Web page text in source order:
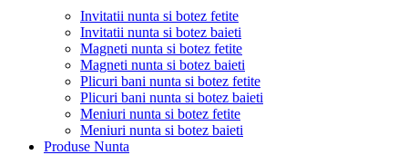
Invitatii nunta si botez fetite
Invitatii nunta si botez baieti
Magneti nunta si botez fetite
Magneti nunta si botez baieti
Plicuri bani nunta si botez fetite
Plicuri bani nunta si botez baieti
Meniuri nunta si botez fetite
Meniuri nunta si botez baieti
Produse Nunta